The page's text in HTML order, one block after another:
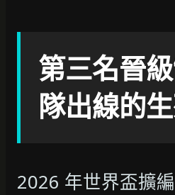
第三名晉
隊出線的
2026 年世界盃擴